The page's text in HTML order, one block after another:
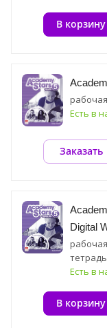
В корзину
Есть в
Заказать
Digital
тетрадь
Есть в
В корзину